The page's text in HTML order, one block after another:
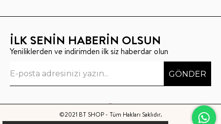
İLK SENİN HABERİN OLSUN
Yeniliklerden ve indirimden ilk siz haberdar olun
GÖNDER
©2021 BT SHOP - Tüm Hakları Saklıdır.